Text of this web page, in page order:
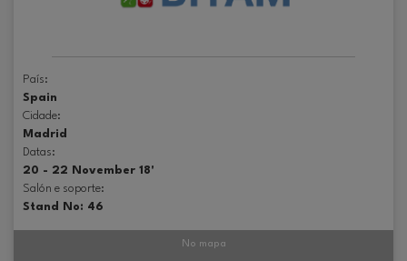
País:
Spain
Cidade:
Madrid
Datas:
20 - 22 November 18'
Salón e soporte:
Stand No: 46
No mapa